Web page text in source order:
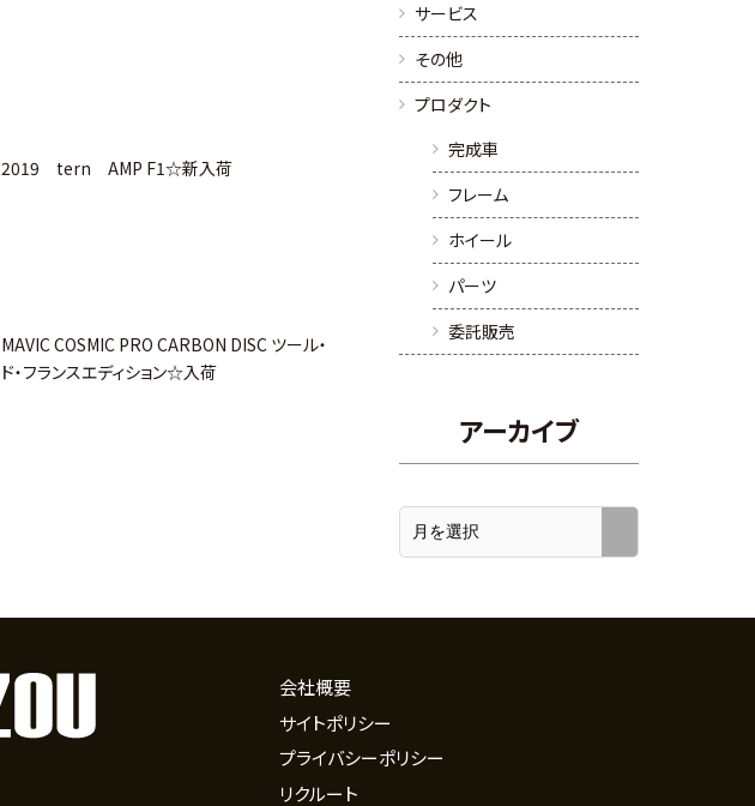
2019 tern AMP F1☆新入荷
MAVIC COSMIC PRO CARBON DISC ツール・
ド・フランスエディション☆入荷
サービス
その他
プロダクト
完成車
フレーム
ホイール
パーツ
委託販売
アーカイブ
会社概要
サイトポリシー
プライバシーポリシー
リクルート